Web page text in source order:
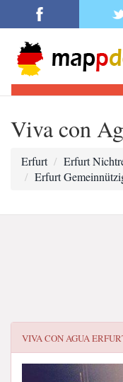
Viva con
Erfurt
Erfurt
Erfurt
VIVA CON AGUA